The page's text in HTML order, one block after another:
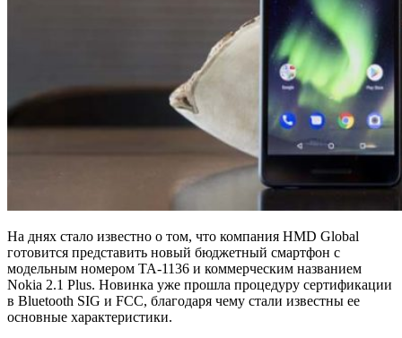
На днях стало известно о том, что компания HMD Global
готовится представить новый бюджетный смартфон с
модельным номером TA-1136 и коммерческим названием
Nokia 2.1 Plus. Новинка уже прошла процедуру сертификации
в Bluetooth SIG и FCC, благодаря чему стали известны ее
основные характеристики.